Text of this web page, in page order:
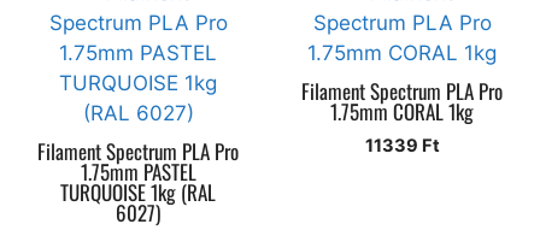
Filament Spectrum PLA Pro
1.75mm PASTEL
TURQUOISE 1kg (RAL
6027)
Filament Spectrum PLA Pro
1.75mm CORAL 1kg
11339 Ft